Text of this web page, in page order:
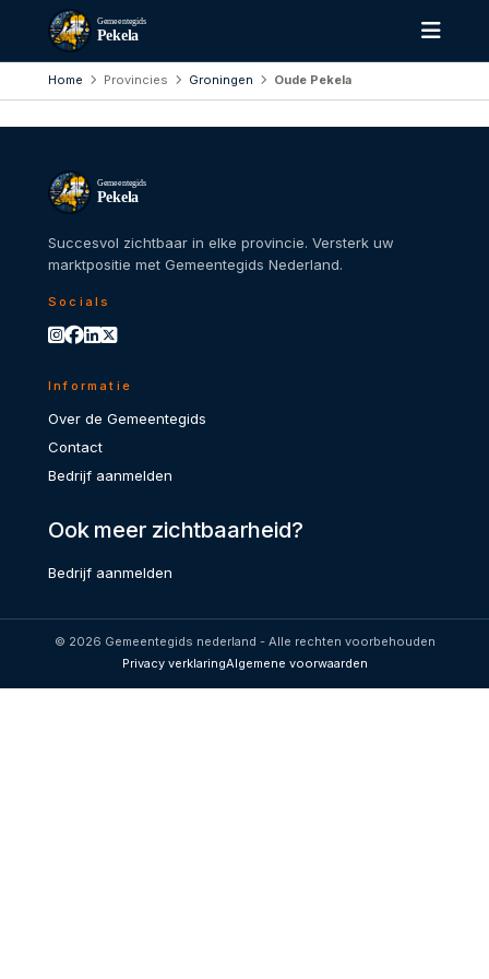
Gemeentegids
Pekela
Home Provincies Groningen Oude Pekela
Gemeentegids
Pekela
Succesvol zichtbaar in elke provincie. Versterk uw
marktpositie met Gemeentegids Nederland.
Socials
Informatie
Over de Gemeentegids
Contact
Bedrijf aanmelden
Ook meer zichtbaarheid?
Bedrijf aanmelden
© 2026 Gemeentegids nederland - Alle rechten voorbehouden
Privacy verklaringAlgemene voorwaarden